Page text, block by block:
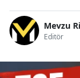
Mevzu
Editör